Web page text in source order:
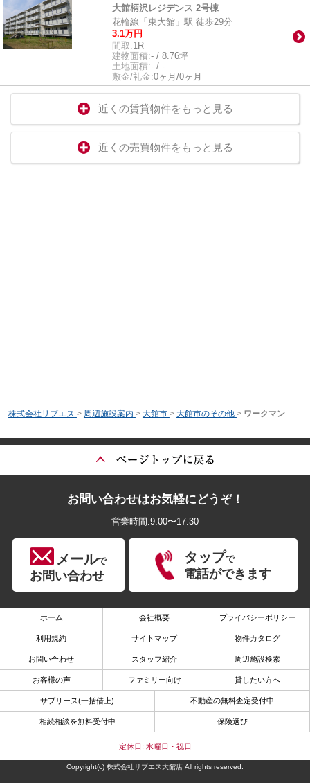
大館柄沢レジデンス 2号棟
花輪線「東大館」駅 徒歩29分
3.1万円
間取:1R
建物面積:- / 8.76坪
土地面積:- / -
敷金/礼金:0ヶ月/0ヶ月
近くの賃貸物件をもっと見る
近くの売買物件をもっと見る
株式会社リブエス > 周辺施設案内 > 大館市 > 大館市のその他 > ワークマン
お問い合わせはお気軽にどうぞ！
営業時間:9:00〜17:30
メールで
お問い合わせ
タップで
電話ができます
ホーム 会社概要 プライバシーポリシー
利用規約 サイトマップ 物件カタログ
お問い合わせ スタッフ紹介 周辺施設検索
お客様の声 ファミリー向け 貸したい方へ
サブリース(一括借上) 不動産の無料査定受付中
相続相談を無料受付中 保険選び
定休日: 水曜日・祝日
Copyright(c) 株式会社リブエス大館店 All rights reserved.